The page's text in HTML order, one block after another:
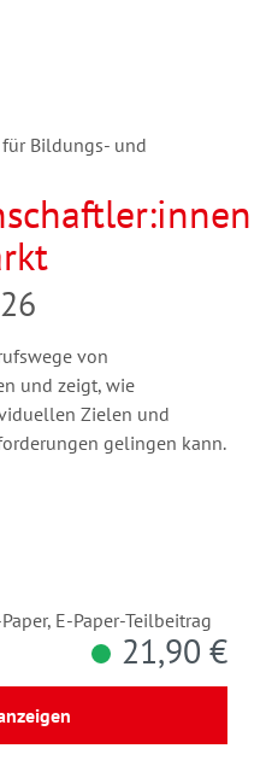
für Bildungs- und
von
und zeigt, wie
Zielen und
gelingen kann.
E-Paper-Teilbeitrag
21,90 €